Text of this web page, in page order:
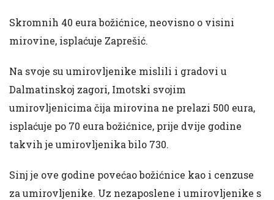
Skromnih 40 eura božićnice, neovisno o visini
mirovine, isplaćuje Zaprešić.
Na svoje su umirovljenike mislili i gradovi u
Dalmatinskoj zagori, Imotski svojim
umirovljenicima čija mirovina ne prelazi 500 eura,
isplaćuje po 70 eura božićnice, prije dvije godine
takvih je umirovljenika bilo 730.
Sinj je ove godine povećao božićnice kao i cenzuse
za umirovljenike. Uz nezaposlene i umirovljenike s